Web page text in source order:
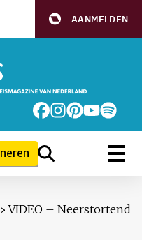
AANMELDEN
› VIDEO – Neerstortend